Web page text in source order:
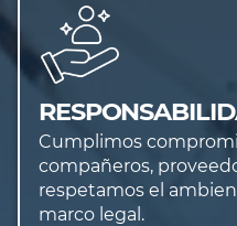
Cumplimos
compañeros,
respetamos el
marco legal.